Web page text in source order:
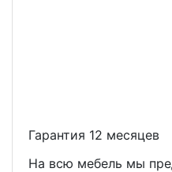
Гарантия 12 месяцев
На всю мебель мы